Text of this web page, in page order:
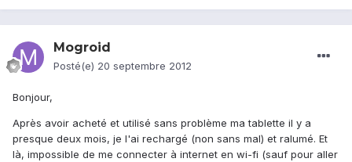
Mogroid
Posté(e) 20 septembre 2012
Bonjour,
Après avoir acheté et utilisé sans problème ma tablette il y a
presque deux mois, je l'ai rechargé (non sans mal) et ralumé. Et
là, impossible de me connecter à internet en wi-fi (sauf pour aller